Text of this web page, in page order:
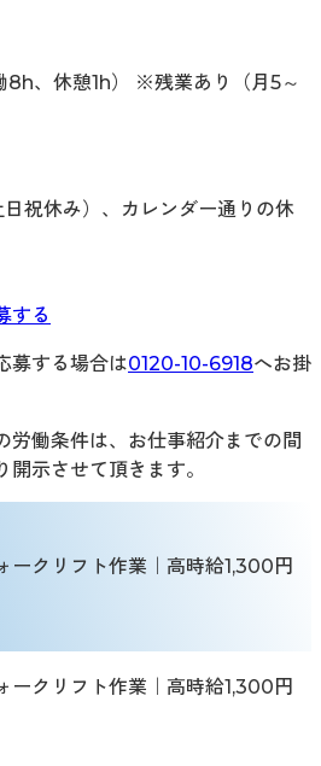
、休憩1h） ※残業あり（月5～
祝休み）、カレンダー通りの休
する
募する場合は0120-10-6918へお掛
働条件は、お仕事紹介までの間
開示させて頂きます。
ークリフト作業｜高時給1,300円
ークリフト作業｜高時給1,300円